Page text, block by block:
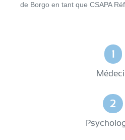
de Borgo en tant que CSAPA
1
2